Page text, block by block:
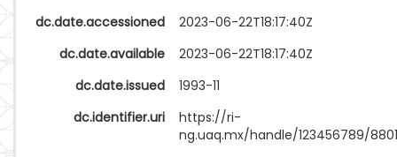
dc.date.accessioned
2023-06-22T18:17:40Z
dc.date.available
2023-06-22T18:17:40Z
dc.date.issued
1993-11
dc.identifier.uri
https://ri-
ng.uaq.mx/handle/123456789/8801